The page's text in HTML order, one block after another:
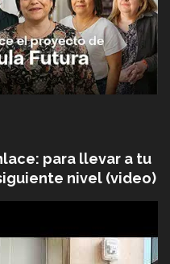
para llevar a tu
nivel (video)